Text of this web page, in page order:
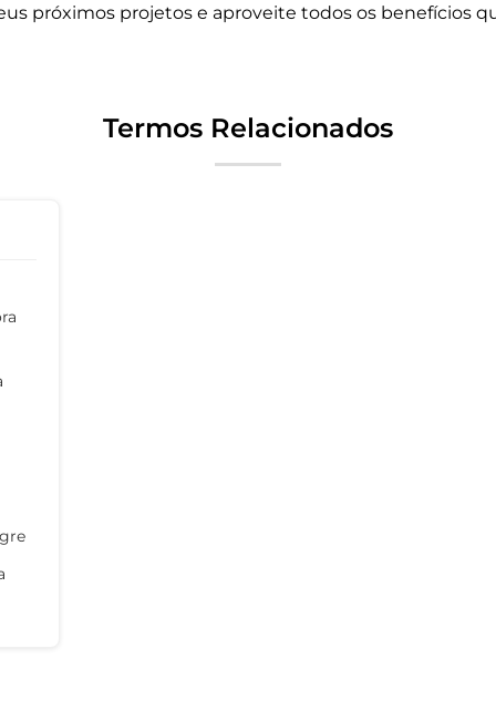
próximos projetos e aproveite todos os benefícios
Termos Relacionados